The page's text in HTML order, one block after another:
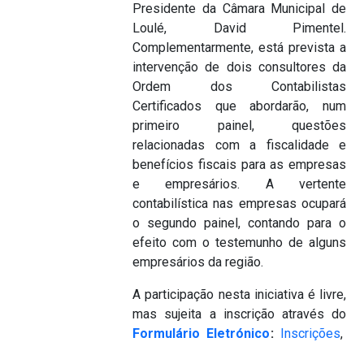
Presidente da Câmara Municipal de
Loulé, David Pimentel.
Complementarmente, está prevista a
intervenção de dois consultores da
Ordem dos Contabilistas
Certificados que abordarão, num
primeiro painel, questões
relacionadas com a fiscalidade e
benefícios fiscais para as empresas
e empresários. A vertente
contabilística nas empresas ocupará
o segundo painel, contando para o
efeito com o testemunho de alguns
empresários da região.
A participação nesta iniciativa é livre,
mas sujeita a inscrição através do
Formulário Eletrónico: Inscrições,